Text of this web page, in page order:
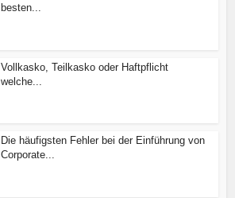
besten...
Vollkasko, Teilkasko oder Haftpflicht
welche...
Die häufigsten Fehler bei der Einführung von
Corporate...